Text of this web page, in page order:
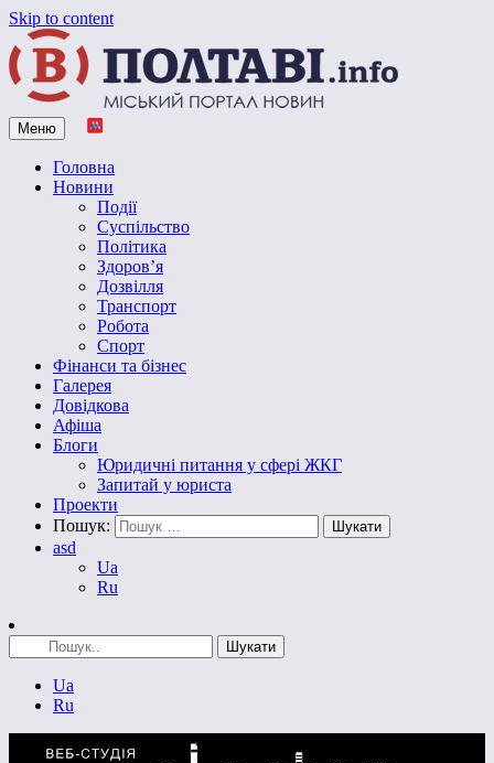
Skip to content
Vpoltave.info
Полтавський портал новин
Меню
Головна
Новини
Події
Суспільство
Політика
Здоров’я
Дозвілля
Транспорт
Робота
Спорт
Фінанси та бізнес
Галерея
Довідкова
Афіша
Блоги
Юридичні питання у сфері ЖКГ
Запитай у юриста
Проекти
Пошук:
asd
Ua
Ru
Ua
Ru